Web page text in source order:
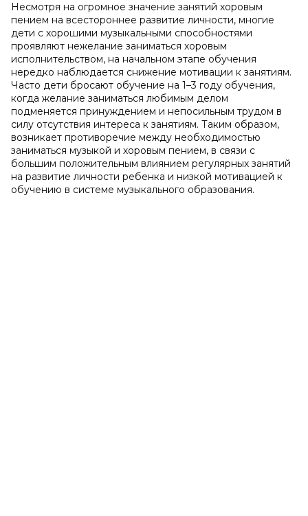
Несмотря на огромное значение занятий хоровым
пением на всестороннее развитие личности, многие
дети с хорошими музыкальными способностями
проявляют нежелание заниматься хоровым
исполнительством, на начальном этапе обучения
нередко наблюдается снижение мотивации к занятиям.
Часто дети бросают обучение на 1–3 году обучения,
когда желание заниматься любимым делом
подменяется принуждением и непосильным трудом в
силу отсутствия интереса к занятиям. Таким образом,
возникает противоречие между необходимостью
заниматься музыкой и хоровым пением, в связи с
большим положительным влиянием регулярных занятий
на развитие личности ребенка и низкой мотивацией к
обучению в системе музыкального образования.